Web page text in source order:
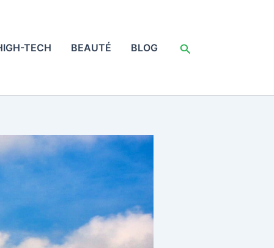
TECH BEAUTÉ BLOG Rechercher